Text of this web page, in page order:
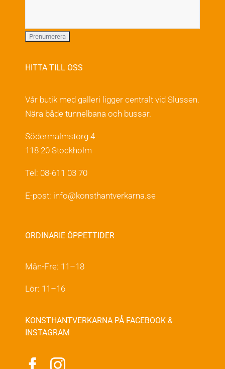
HITTA TILL OSS
Vår butik med galleri ligger centralt vid Slussen.
Nära både tunnelbana och bussar.
Södermalmstorg 4
118 20 Stockholm
Tel: 08-611 03 70
E-post: info@konsthantverkarna.se
ORDINARIE ÖPPETTIDER
Mån-Fre: 11–18
Lör: 11–16
KONSTHANTVERKARNA PÅ FACEBOOK &
INSTAGRAM